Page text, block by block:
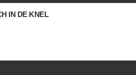
IN DE KNEL